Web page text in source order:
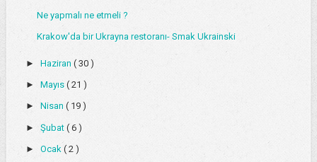
Ne yapmalı ne etmeli ?
Krakow'da bir Ukrayna restoranı- Smak Ukrainski
► Haziran ( 30 )
► Mayıs ( 21 )
► Nisan ( 19 )
► Şubat ( 6 )
► Ocak ( 2 )